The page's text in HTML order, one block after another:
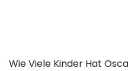
Wie Viele Kinder Hat